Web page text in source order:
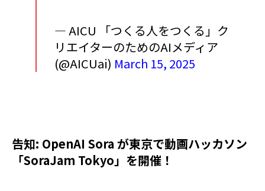
— AICU 「つくる人をつくる」ク
リエイターのためのAIメディア
(@AICUai) March 15, 2025
告知: OpenAI Sora が東京で動画ハッカソン
「SoraJam Tokyo」を開催！